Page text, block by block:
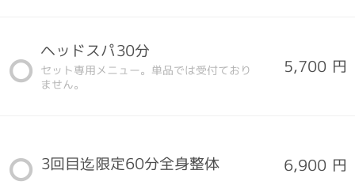
ヘッドスパ30分
セット専用メニュー。単品では受付ており
ません。
5,700 円
3回目迄限定60分全身整体 6,900 円